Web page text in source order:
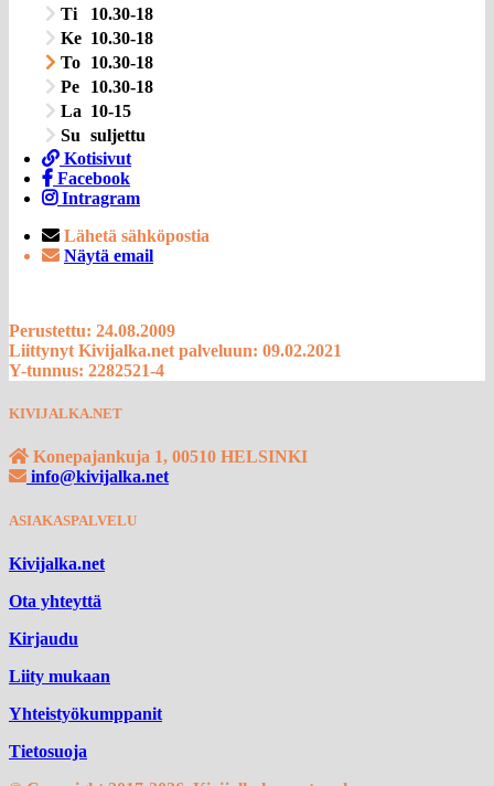
Ti
10.30-18
Ke 10.30-18
To 10.30-18
Pe
10.30-18
La 10-15
Su suljettu
Kotisivut
Facebook
Intragram
Lähetä sähköpostia
Näytä email
Perustettu: 24.08.2009
Liittynyt Kivijalka.net palveluun: 09.02.2021
Y-tunnus: 2282521-4
KIVIJALKA.NET
Konepajankuja 1, 00510 HELSINKI
info@kivijalka.net
ASIAKASPALVELU
Kivijalka.net
Ota yhteyttä
Kirjaudu
Liity mukaan
Yhteistyökumppanit
Tietosuoja